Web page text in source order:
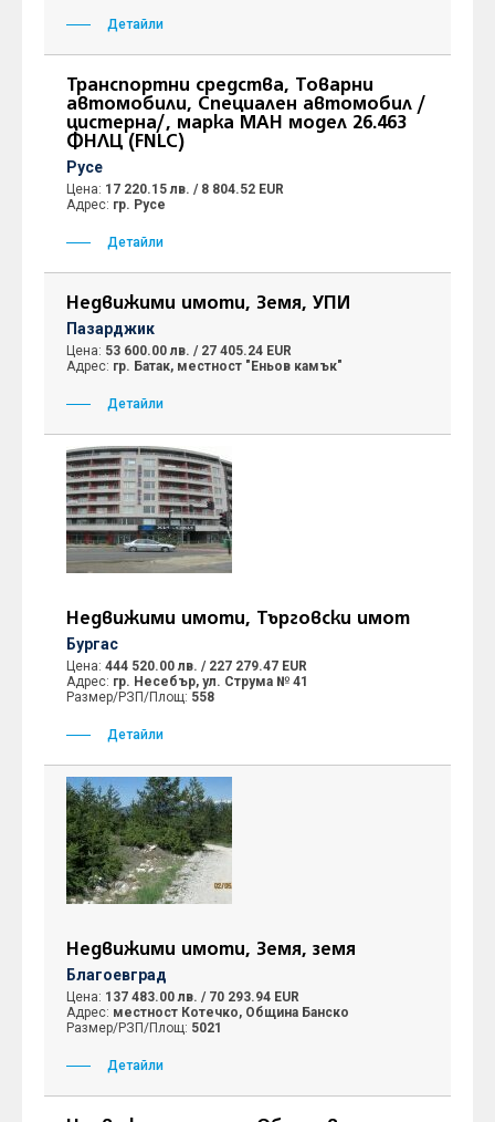
Детайли
Транспортни средства, Товарни
автомобили, Специален автомобил /
цистерна/, марка МАН модел 26.463
ФНЛЦ (FNLC)
Русе
Цена: 17 220.15 лв. / 8 804.52 EUR
Адрес: гр. Русе
Детайли
Недвижими имоти, Земя, УПИ
Пазарджик
Цена: 53 600.00 лв. / 27 405.24 EUR
Адрес: гр. Батак, местност "Еньов камък"
Детайли
Недвижими имоти, Търговски имот
Бургас
Цена: 444 520.00 лв. / 227 279.47 EUR
Адрес: гр. Несебър, ул. Струма № 41
Размер/РЗП/Площ: 558
Детайли
Недвижими имоти, Земя, земя
Благоевград
Цена: 137 483.00 лв. / 70 293.94 EUR
Адрес: местност Котечко, Община Банско
Размер/РЗП/Площ: 5021
Детайли